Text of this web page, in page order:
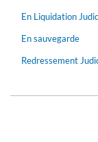
En Liquidation
En sauvegarde
Redressement